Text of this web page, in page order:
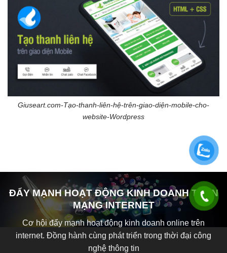
Giuseart.com-Tạo-thanh-liên-hệ-trên-giao-diện-mobile-cho-
website-Wordpress
ĐẨY MẠNH HOẠT ĐỘNG KINH DOANH TRÊN
MẠNG INTERNET
Cơ hội đẩy mạnh hoạt động kinh doanh online trên
internet. Đồng hành cùng phát triển trong thời đại công
nghệ thông tin